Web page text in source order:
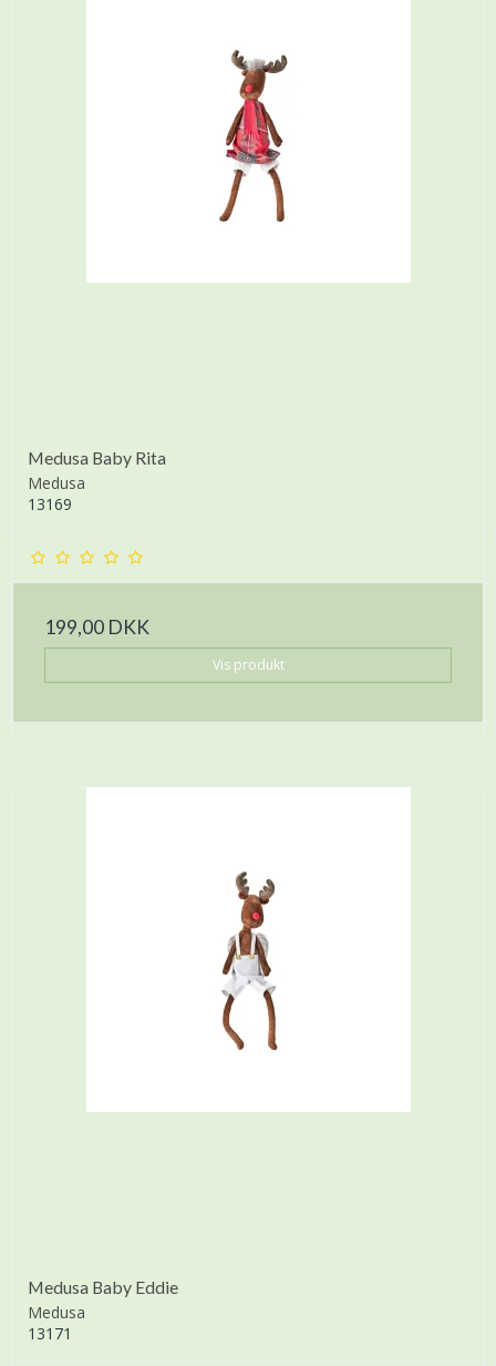
Medusa Baby Rita
Medusa
13169
199,00 DKK
Vis produkt
Medusa Baby Eddie
Medusa
13171